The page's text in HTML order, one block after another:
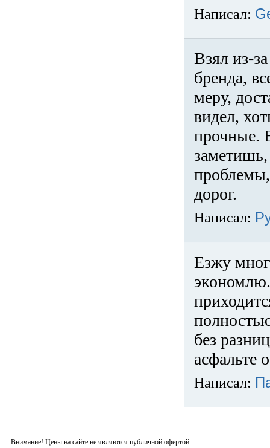
Написал:
Взял из-
бренда,
меру,
видел,
прочные.
проблемы,
дорог.
Написал:
Езжу
без
асфальте
Написал:
Внимание! Цены на сайте не являются публичной офертой.